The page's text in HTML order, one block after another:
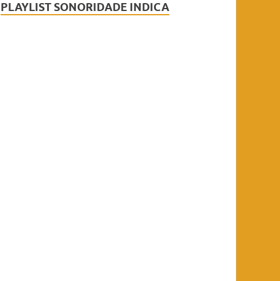
PLAYLIST SONORIDADE INDICA